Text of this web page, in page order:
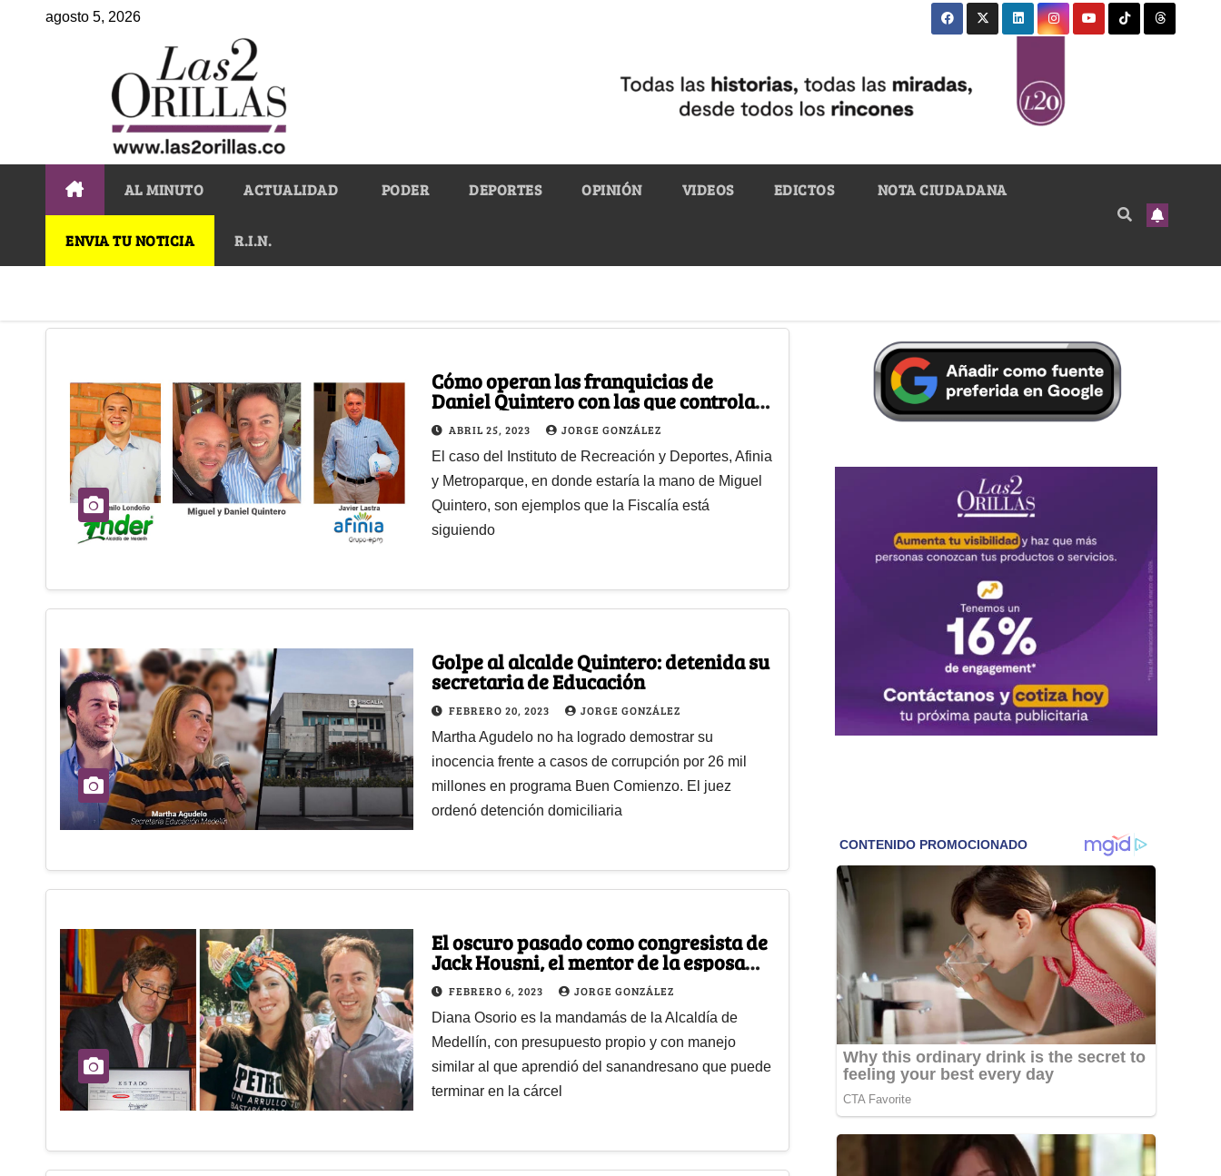
agosto 5, 2026
AL MINUTO ACTUALIDAD PODER DEPORTES OPINIÓN VIDEOS EDICTOS NOTA CIUDADANA
ENVIA TU NOTICIA R.I.N.
Cómo operan las franquicias de
Daniel Quintero con las que controla
la contratación de la Alcaldía
ABRIL 25, 2023 JORGE GONZÁLEZ
El caso del Instituto de Recreación y Deportes, Afinia
y Metroparque, en donde estaría la mano de Miguel
Quintero, son ejemplos que la Fiscalía está
siguiendo
Golpe al alcalde Quintero: detenida su
secretaria de Educación
FEBRERO 20, 2023 JORGE GONZÁLEZ
Martha Agudelo no ha logrado demostrar su
inocencia frente a casos de corrupción por 26 mil
millones en programa Buen Comienzo. El juez
ordenó detención domiciliaria
El oscuro pasado como congresista de
Jack Housni, el mentor de la esposa
del alcalde Quintero
FEBRERO 6, 2023 JORGE GONZÁLEZ
Diana Osorio es la mandamás de la Alcaldía de
Medellín, con presupuesto propio y con manejo
similar al que aprendió del sanandresano que puede
terminar en la cárcel